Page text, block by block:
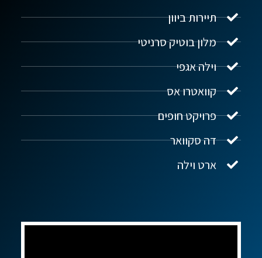
תיירות ביוון
מלון בוטיק סרניטי
וילה אגפי
קוואטרו אס
פרויקט חופים
דה סקוואר
ארט וילה
נדל"ן ביוון G.R.E
שלום! איך אפשר לעזור?